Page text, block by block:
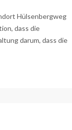
Hülsenbergweg
dass die
darum, dass die